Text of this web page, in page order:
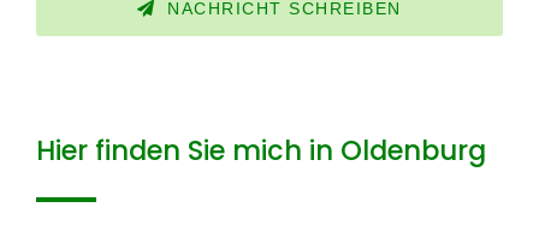
NACHRICHT SCHREIBEN
Hier finden Sie mich in Oldenburg